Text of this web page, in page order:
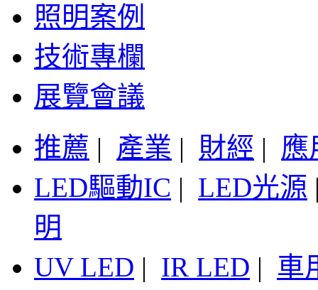
照明案例
技術專欄
展覽會議
推薦 | 產業 | 財經 | 應
LED驅動IC | LED光源
明
UV LED | IR LED | 車